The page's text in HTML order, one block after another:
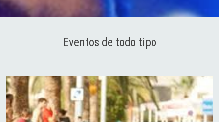
Eventos de todo tipo